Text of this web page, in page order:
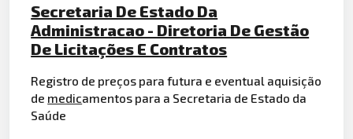
Secretaria De Estado Da
Administracao - Diretoria De Gestão
De Licitações E Contratos
Registro de preços para futura e eventual aquisição
de medicamentos para a Secretaria de Estado da
Saúde